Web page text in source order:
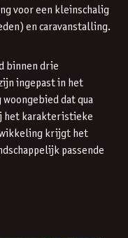
voor een kleinschalig
en caravanstalling.
binnen drie
ingepast in het
dat qua
het karakteristieke
krijgt het
passende